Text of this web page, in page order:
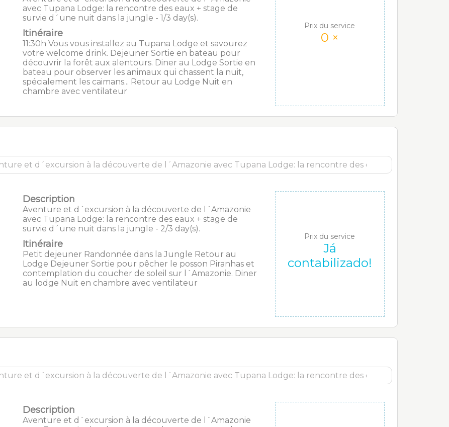
avec Tupana Lodge: la rencontre des eaux + stage de
survie d´une nuit dans la jungle - 1/3 day(s).
Itinéraire
11:30h Vous vous installez au Tupana Lodge et savourez
votre welcome drink. Dejeuner Sortie en bateau pour
découvrir la forêt aux alentours. Diner au Lodge Sortie en
bateau pour observer les animaux qui chassent la nuit,
spécialement les caimans... Retour au Lodge Nuit en
chambre avec ventilateur
Prix du service
0 ×
Description
Aventure et d´excursion à la découverte de l´Amazonie
avec Tupana Lodge: la rencontre des eaux + stage de
survie d´une nuit dans la jungle - 2/3 day(s).
Itinéraire
Petit dejeuner Randonnée dans la Jungle Retour au
Lodge Dejeuner Sortie pour pêcher le posson Piranhas et
contemplation du coucher de soleil sur l´Amazonie. Diner
au lodge Nuit en chambre avec ventilateur
Prix du service
Já
contabilizado!
Description
Aventure et d´excursion à la découverte de l´Amazonie